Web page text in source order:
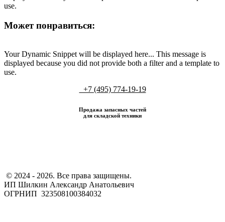
use.
Может понравиться:
Your Dynamic Snippet will be displayed here... This message is
displayed because you did not provide both a filter and a template to
use.
+7 (495) 774-19-19
Продажа запасных частей
для складской техники
​ © 2024 - 2026. Все права защищены.
ИП Шилкин Александр Анатольевич
ОГРНИП 323508100384032